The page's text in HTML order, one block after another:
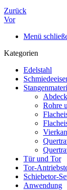
Zurück
Vor
Menü
Kategorien
Edelstahl
Rohre
Tür und Tor
Tor-
Schiebetor-
Anwendung